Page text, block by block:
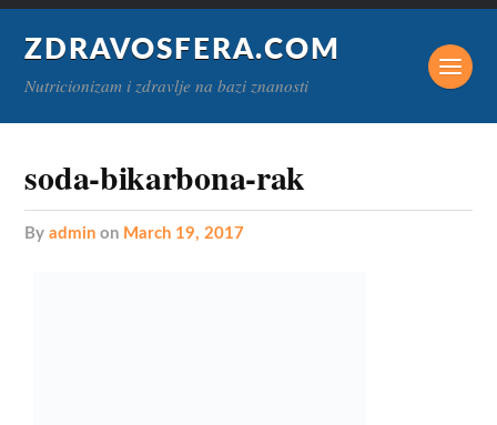
ZDRAVOSFERA.COM
Nutricionizam i zdravlje na bazi znanosti
soda-bikarbona-rak
byadmin on March 19, 2017